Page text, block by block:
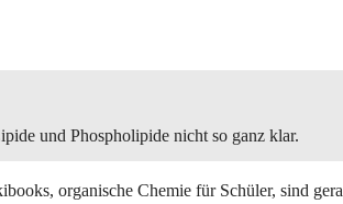
und Phospholipide nicht so ganz klar.
organische Chemie für Schüler, sind